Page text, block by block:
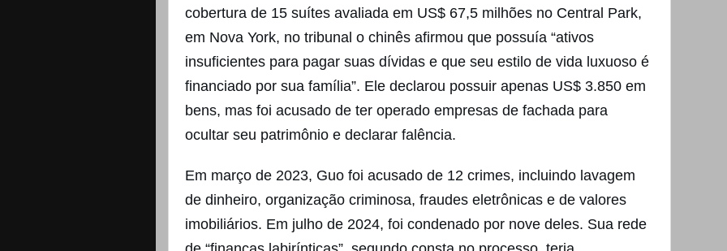
cobertura de 15 suítes avaliada em US$ 67,5 milhões no Central Park,
em Nova York, no tribunal o chinês afirmou que possuía “ativos
insuficientes para pagar suas dívidas e que seu estilo de vida luxuoso é
financiado por sua família”. Ele declarou possuir apenas US$ 3.850 em
bens, mas foi acusado de ter operado empresas de fachada para
ocultar seu patrimônio e declarar falência.
Em março de 2023, Guo foi acusado de 12 crimes, incluindo lavagem
de dinheiro, organização criminosa, fraudes eletrônicas e de valores
imobiliários. Em julho de 2024, foi condenado por nove deles. Sua rede